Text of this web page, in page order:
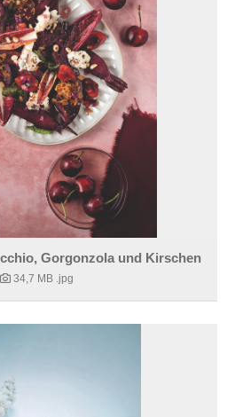
Gorgonzola und Kirschen
34,7 MB .jpg